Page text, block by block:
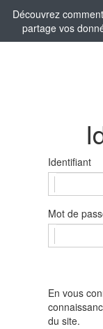
Découvrez
partage vos
Identifiant
Mot de
En vous
du site.